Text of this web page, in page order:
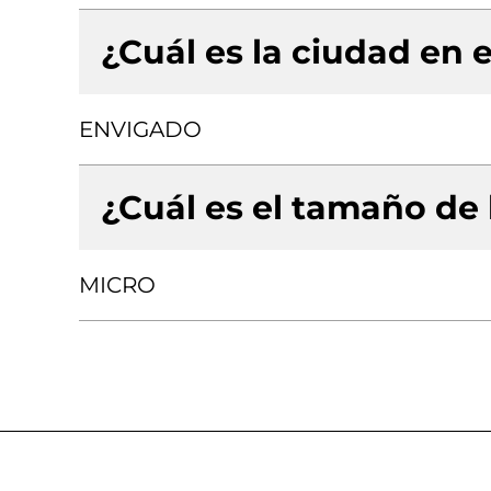
¿Cuál es la ciudad en
ENVIGADO
¿Cuál es el tamaño
MICRO